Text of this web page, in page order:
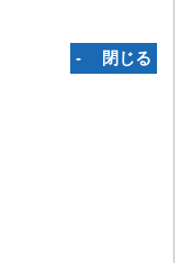
‐ 閉じる